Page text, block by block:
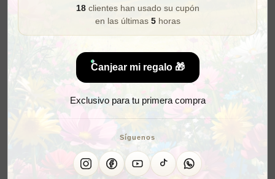
18clientes han usado su cupón
en las últimas 5horas
Canjear mi regalo 🎁
Exclusivo para tu primera compra
Síguenos